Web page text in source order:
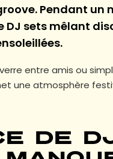
Pendant un
sets mêlant
entre amis ou
une atmosphère
de